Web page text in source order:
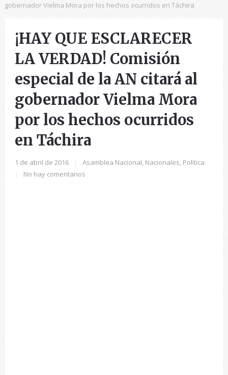
gobernador Vielma Mora por los hechos ocurridos en Táchira
¡HAY QUE ESCLARECER
LA VERDAD! Comisión
especial de la AN citará al
gobernador Vielma Mora
por los hechos ocurridos
en Táchira
1 de abril de 2016 Asamblea Nacional, Nacionales, Política
No hay comentarios